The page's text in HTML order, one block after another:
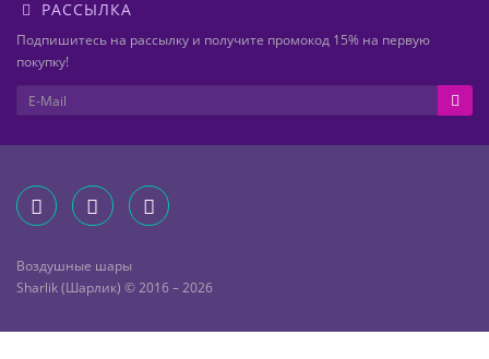
РАССЫЛКА
Подпишитесь на рассылку и получите промокод 15% на первую
покупку!
Воздушные шары
Sharlik (Шарлик) © 2016 – 2026